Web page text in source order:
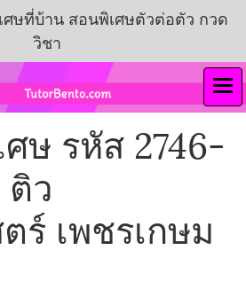
ศษที่บ้าน สอนพิเศษตัวต่อตัว กวด
วิชา
ษ รหัส 2746-
ติว
เพชรเกษม